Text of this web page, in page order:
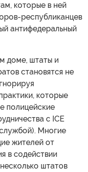
которые в ней
республиканцев
антифедеральный
доме, штаты и
становятся не
которые
полицейские
с ICE
Многие
жителей от
в содействии
штатов